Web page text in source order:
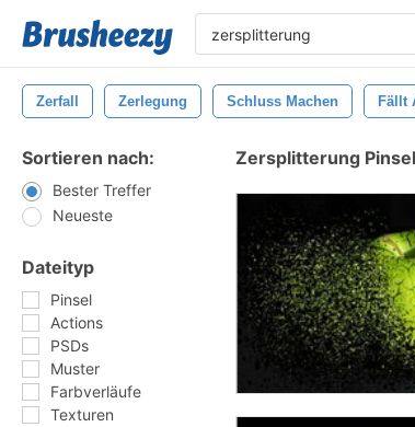
Zerfall Zerlegung Schluss Machen Fällt
Sortieren nach:
Bester Treffer
Neueste
Dateityp
Pinsel
Actions
PSDs
Muster
Farbverläufe
Texturen
Zersplitterung Pinsel